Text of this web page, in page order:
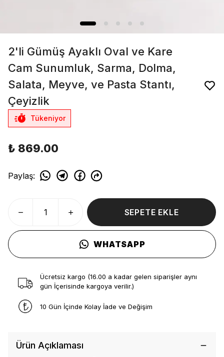
2'li Gümüş Ayaklı Oval ve Kare
Cam Sunumluk, Sarma, Dolma,
Salata, Meyve, ve Pasta Stantı,
Çeyizlik
Tükeniyor
₺ 869.00
Paylaş:
SEPETE EKLE
WHATSAPP
Ücretsiz kargo (16.00 a kadar gelen siparişler aynı
gün İçerisinde kargoya verilir.)
10 Gün İçinde Kolay İade ve Değişim
Ürün Açıklaması